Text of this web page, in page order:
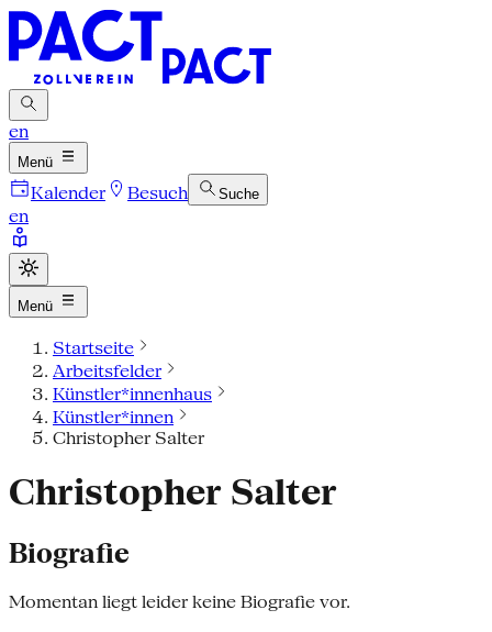
en
Menü
Kalender Besuch Suche
en
Menü
Startseite
Arbeitsfelder
Künstler*innenhaus
Künstler*innen
Christopher Salter
Christopher Salter
Biografie
Momentan liegt leider keine Biografie vor.